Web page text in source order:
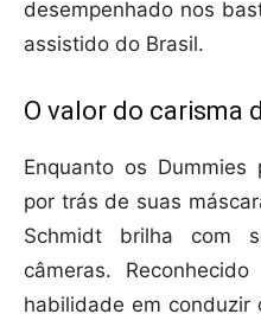
desempenhado nos
assistido do Brasil.
O valor do carisma
Enquanto os Dummies
por trás de suas
Schmidt brilha com
câmeras.
habilidade em conduzir